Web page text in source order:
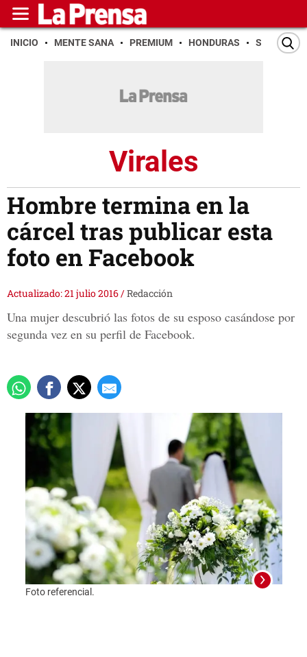
INICIO MENTE SANA PREMIUM HONDURAS SAN PEDRO
Virales
Hombre termina en la
cárcel tras publicar esta
foto en Facebook
Actualizado: 21 julio 2016/Redacción
Una mujer descubrió las fotos de su esposo casándose por
segunda vez en su perfil de Facebook.
Foto referencial.